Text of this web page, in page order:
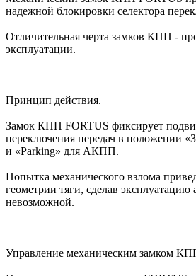
надежной блокировки селектора
Отличительная черта замков КПП -
эксплуатации.
Принцип действия.
Замок КПП FORTUS фиксирует
переключения передач в положении
и «Parking» для АКПП.
Попытка механического взлома
геометрии тяги, сделав эксплуатацию
невозможной.
Управление механическим замком